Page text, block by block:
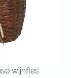
wijnfles